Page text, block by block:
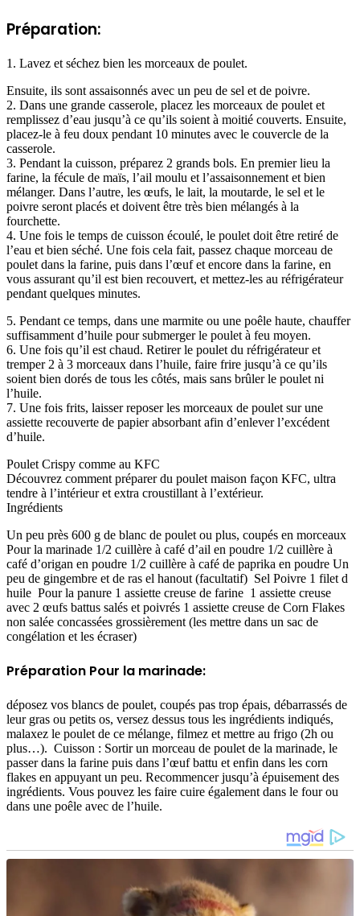
Préparation:
1. Lavez et séchez bien les morceaux de poulet.
Ensuite, ils sont assaisonnés avec un peu de sel et de poivre.
2. Dans une grande casserole, placez les morceaux de poulet et
remplissez d’eau jusqu’à ce qu’ils soient à moitié couverts. Ensuite,
placez-le à feu doux pendant 10 minutes avec le couvercle de la
casserole.
3. Pendant la cuisson, préparez 2 grands bols. En premier lieu la
farine, la fécule de maïs, l’ail moulu et l’assaisonnement et bien
mélanger. Dans l’autre, les œufs, le lait, la moutarde, le sel et le
poivre seront placés et doivent être très bien mélangés à la
fourchette.
4. Une fois le temps de cuisson écoulé, le poulet doit être retiré de
l’eau et bien séché. Une fois cela fait, passez chaque morceau de
poulet dans la farine, puis dans l’œuf et encore dans la farine, en
vous assurant qu’il est bien recouvert, et mettez-les au réfrigérateur
pendant quelques minutes.
5. Pendant ce temps, dans une marmite ou une poêle haute, chauffer
suffisamment d’huile pour submerger le poulet à feu moyen.
6. Une fois qu’il est chaud. Retirer le poulet du réfrigérateur et
tremper 2 à 3 morceaux dans l’huile, faire frire jusqu’à ce qu’ils
soient bien dorés de tous les côtés, mais sans brûler le poulet ni
l’huile.
7. Une fois frits, laisser reposer les morceaux de poulet sur une
assiette recouverte de papier absorbant afin d’enlever l’excédent
d’huile.
Poulet Crispy comme au KFC
Découvrez comment préparer du poulet maison façon KFC, ultra
tendre à l’intérieur et extra croustillant à l’extérieur.
Ingrédients
Un peu près 600 g de blanc de poulet ou plus, coupés en morceaux ⁣
Pour la marinade 1/2 cuillère à café d’ail en poudre 1/2 cuillère à
café d’origan en poudre 1/2 cuillère à café de paprika en poudre Un
peu de gingembre et de ras el hanout (facultatif) ⁣ Sel Poivre 1 filet d
huile ⁣ Pour la panure 1 assiette creuse de farine ⁣ 1 assiette creuse
avec 2 œufs battus salés et poivrés 1 assiette creuse de Corn Flakes
non salée concassées grossièrement (les mettre dans un sac de
congélation et les écraser) ⁣
Préparation Pour la marinade:
déposez vos blancs de poulet, coupés pas trop épais, débarrassés de
leur gras ou petits os, versez dessus tous les ingrédients indiqués,
malaxez le poulet de ce mélange, filmez et mettre au frigo (2h ou
plus…). ⁣ Cuisson : ⁣Sortir un morceau de poulet de la marinade, le
passer dans la farine puis dans l’œuf battu et enfin dans les corn
flakes en appuyant un peu. Recommencer jusqu’à épuisement des
ingrédients. Vous pouvez les faire cuire également dans le four ou
dans une poêle avec de l’huile.